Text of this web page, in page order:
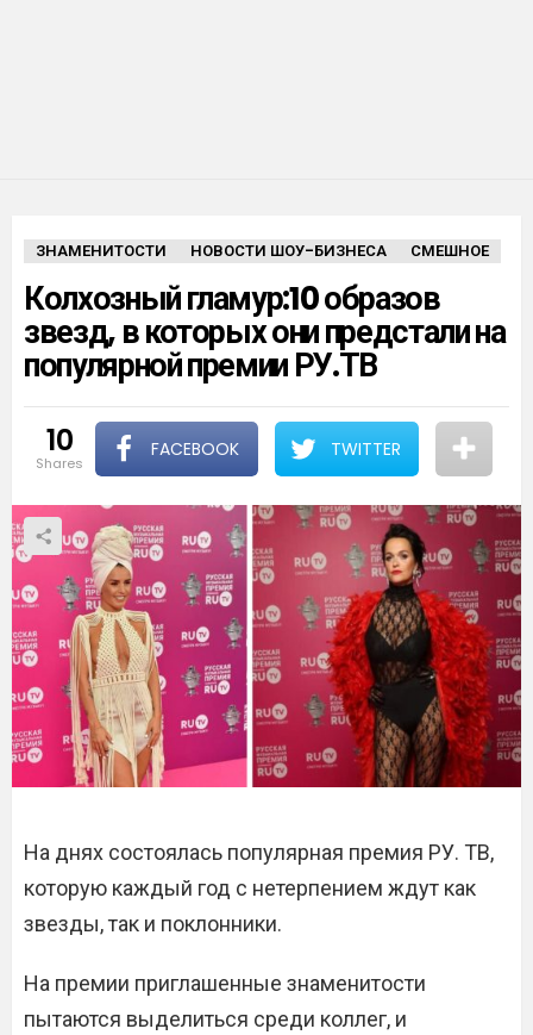
ЗНАМЕНИТОСТИ НОВОСТИ ШОУ-БИЗНЕСА СМЕШНОЕ
Колхозный гламур:10 образов
звезд, в которых они предстали на
популярной премии РУ.ТВ
10
shares
FACEBOOK TWITTER
На днях состоялась популярная премия РУ. ТВ,
которую каждый год с нетерпением ждут как
звезды, так и поклонники.
На премии приглашенные знаменитости
пытаются выделиться среди коллег, и